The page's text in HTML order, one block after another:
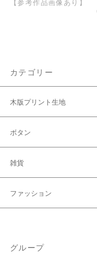
【参考作品画像あり】
カテゴリー
木版プリント生地
ボタン
雑貨
ファッション
グループ